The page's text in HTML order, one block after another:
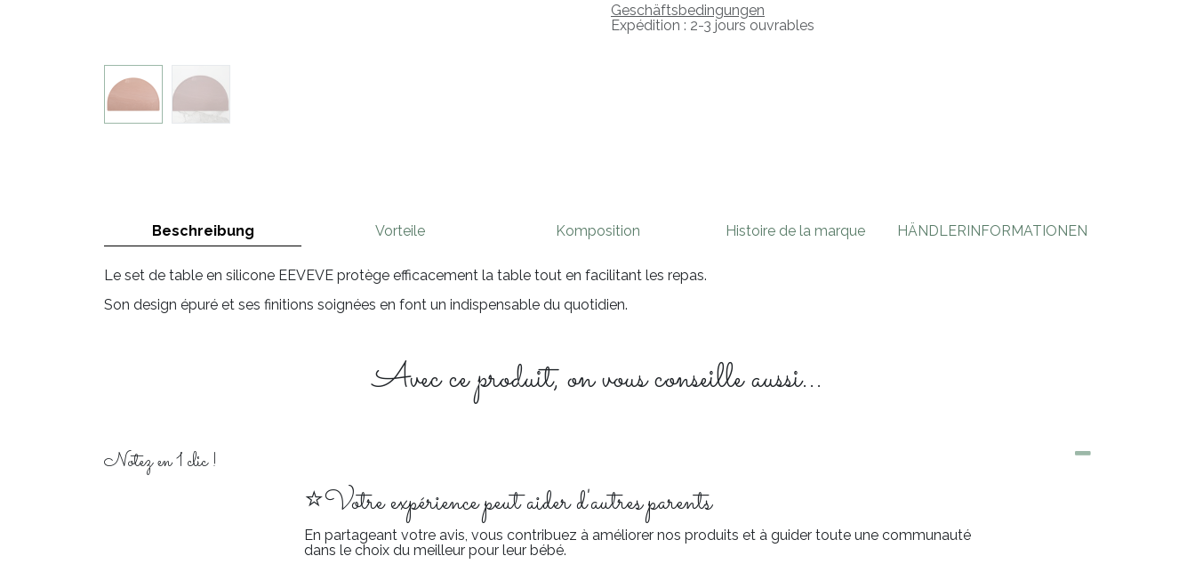
Geschäftsbedingungen
Expédition : 2-3 jours ouvrables
Beschreibung Vorteile Komposition Histoire de la marque HÄNDLERINFORMATIONEN
Le set de table en silicone EEVEVE protège efficacement la table tout en facilitant les repas.
Son design épuré et ses finitions soignées en font un indispensable du quotidien.
Avec ce produit, on vous conseille aussi...
Notez en 1 clic !
⭐Votre expérience peut aider d'autres parents
En partageant votre avis, vous contribuez à améliorer nos produits et à guider toute une communauté
dans le choix du meilleur pour leur bébé.